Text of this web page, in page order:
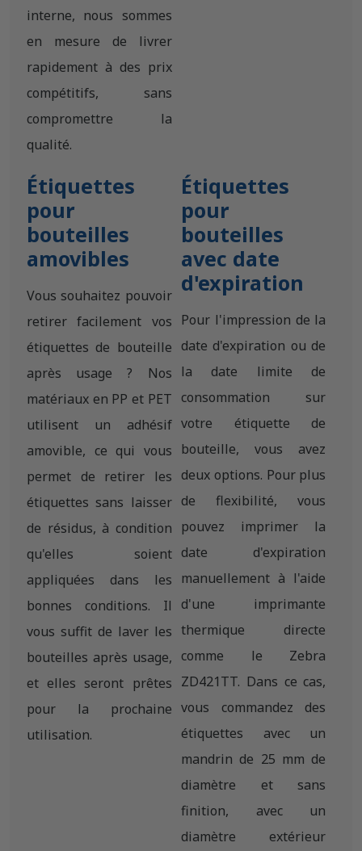
interne, nous sommes
en mesure de livrer
rapidement à des prix
compétitifs, sans
compromettre la
qualité.
Étiquettes
pour
bouteilles
amovibles
Vous souhaitez pouvoir
retirer facilement vos
étiquettes de bouteille
après usage ? Nos
matériaux en PP et PET
utilisent un adhésif
amovible, ce qui vous
permet de retirer les
étiquettes sans laisser
de résidus, à condition
qu'elles soient
appliquées dans les
bonnes conditions. Il
vous suffit de laver les
bouteilles après usage,
et elles seront prêtes
pour la prochaine
utilisation.
Étiquettes
pour
bouteilles
avec date
d'expiration
Pour l'impression de la
date d'expiration ou de
la date limite de
consommation sur
votre étiquette de
bouteille, vous avez
deux options. Pour plus
de flexibilité, vous
pouvez imprimer la
date d'expiration
manuellement à l'aide
d'une imprimante
thermique directe
comme le Zebra
ZD421TT. Dans ce cas,
vous commandez des
étiquettes avec un
mandrin de 25 mm de
diamètre et sans
finition, avec un
diamètre extérieur